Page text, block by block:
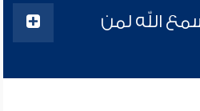
الله لمن